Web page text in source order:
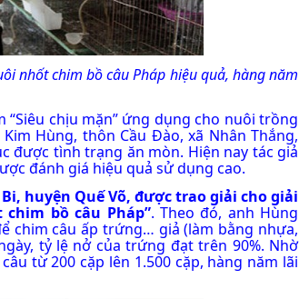
nhốt chim bồ câu Pháp hiệu quả, hàng năm
chịu mặn” ứng dụng cho nuôi trồng
Hùng, thôn Cầu Đào, xã Nhân Thắng,
được tình trạng ăn mòn. Hiện nay tác giả
đánh giá hiệu quả sử dụng cao.
huyện Quế Võ, được trao giải cho giải
bồ câu Pháp”. Theo đó, anh Hùng
chim câu ấp trứng… giả (làm bằng nhựa,
tỷ lệ nở của trứng đạt trên 90%. Nhờ
từ 200 cặp lên 1.500 cặp, hàng năm lãi